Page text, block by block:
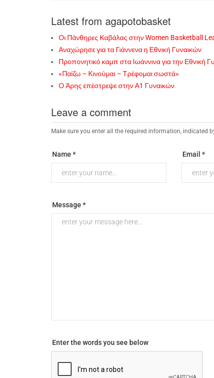
Latest from agapotobasket
Οι Πάνθηρες Καβάλας στην Women Basketball
Αναχώρησε για τα Γιάννενα η Εθνική Γυναικών
Προπονητικό καμπ στα Ιωάννινα για την Εθνική
«Παίζω – Κινούμαι – Τρέφομαι σωστά»
Ο Άρης επέστρεψε στην Α1 Γυναικών
Leave a comment
Make sure you enter all the required information, indicated
Name * Email *
Message *
Enter the words you see below